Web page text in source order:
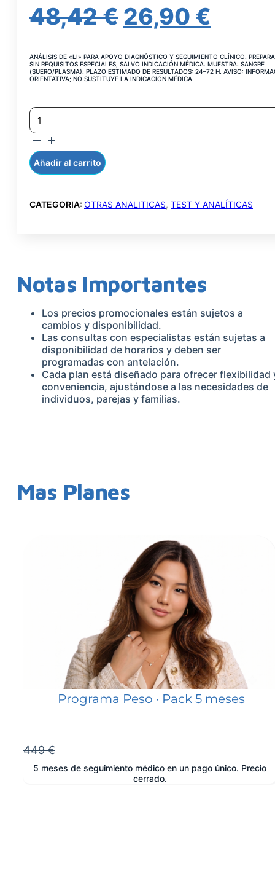
48,42€ EL
ORIGINAL
48,42 €.
26,90 €
ANÁLISIS DE «LI» PARA APOYO DIAGNÓSTICO Y SEGUIMIENTO CLÍNICO.
SIN REQUISITOS ESPECIALES, SALVO INDICACIÓN MÉDICA. MUESTRA: SANGRE
(SUERO/PLASMA). PLAZO ESTIMADO DE RESULTADOS: 24–72 H. AVISO:
ORIENTATIVA; NO SUSTITUYE LA INDICACIÓN MÉDICA.
LITIO
CANTIDAD
Añadir al carrito
CATEGORIA: OTRAS ANALITICAS, TEST Y ANALÍTICAS
Notas Importantes
Los precios promocionales están sujetos a
cambios y disponibilidad.
Las consultas con especialistas están sujetas a
disponibilidad de horarios y deben ser
programadas con antelación.
Cada plan está diseñado para ofrecer flexibilidad
conveniencia, ajustándose a las necesidades de
individuos, parejas y familias.
Mas Planes
Programa Peso · Pack 5 meses
449 €
5 meses de seguimiento médico en un pago único. Precio
cerrado.